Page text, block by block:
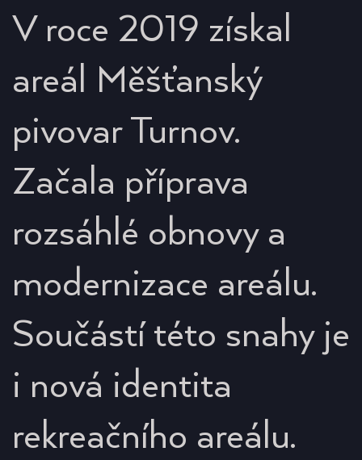
V roce 2019 získal
areál Měšťanský
pivovar Turnov.
Začala příprava
rozsáhlé obnovy a
modernizace areálu.
Součástí této snahy je
i nová identita
rekreačního areálu.